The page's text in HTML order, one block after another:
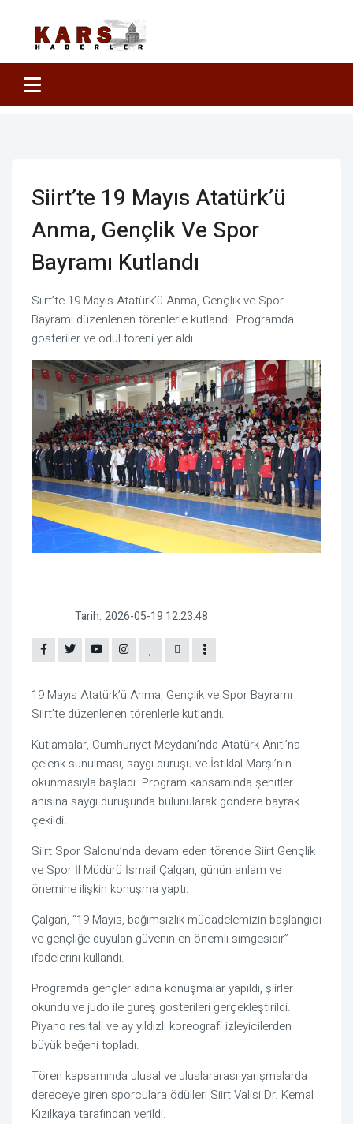
Siirt’te 19 Mayıs Atatürk’ü
Anma, Gençlik Ve Spor
Bayramı Kutlandı
Siirt’te 19 Mayıs Atatürk’ü Anma, Gençlik ve Spor
Bayramı düzenlenen törenlerle kutlandı. Programda
gösteriler ve ödül töreni yer aldı.
Tarih: 2026-05-19 12:23:48
19 Mayıs Atatürk’ü Anma, Gençlik ve Spor Bayramı
Siirt’te düzenlenen törenlerle kutlandı.
Kutlamalar, Cumhuriyet Meydanı’nda Atatürk Anıtı’na
çelenk sunulması, saygı duruşu ve İstiklal Marşı’nın
okunmasıyla başladı. Program kapsamında şehitler
anısına saygı duruşunda bulunularak göndere bayrak
çekildi.
Siirt Spor Salonu’nda devam eden törende Siirt Gençlik
ve Spor İl Müdürü İsmail Çalgan, günün anlam ve
önemine ilişkin konuşma yaptı.
Çalgan, “19 Mayıs, bağımsızlık mücadelemizin başlangıcı
ve gençliğe duyulan güvenin en önemli simgesidir”
ifadelerini kullandı.
Programda gençler adına konuşmalar yapıldı, şiirler
okundu ve judo ile güreş gösterileri gerçekleştirildi.
Piyano resitali ve ay yıldızlı koreografi izleyicilerden
büyük beğeni topladı.
Tören kapsamında ulusal ve uluslararası yarışmalarda
dereceye giren sporculara ödülleri Siirt Valisi Dr. Kemal
Kızılkaya tarafından verildi.